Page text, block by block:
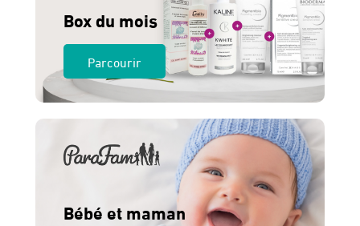
Box du mois
Parcourir
Bébé et maman